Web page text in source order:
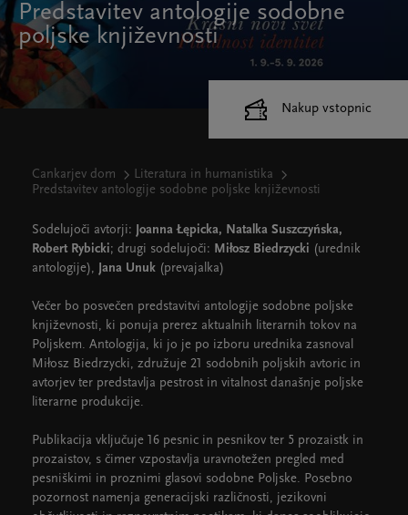
Predstavitev antologije sodobne
poljske književnosti
Cankarjev dom
Literatura in humanistika
Predstavitev antologije sodobne poljske književnosti
Sodelujoči avtorji: Joanna Łępicka, Natalka Suszczyńska,
Robert Rybicki; drugi sodelujoči: Miłosz Biedrzycki (urednik
antologije), Jana Unuk (prevajalka)
Večer bo posvečen predstavitvi antologije sodobne poljske
književnosti, ki ponuja prerez aktualnih literarnih tokov na
Poljskem. Antologija, ki jo je po izboru urednika zasnoval
Miłosz Biedrzycki, združuje 21 sodobnih poljskih avtoric in
avtorjev ter predstavlja pestrost in vitalnost današnje poljske
literarne produkcije.
Publikacija vključuje 16 pesnic in pesnikov ter 5 prozaistk in
prozaistov, s čimer vzpostavlja uravnotežen pregled med
pesniškimi in proznimi glasovi sodobne Poljske. Posebno
pozornost namenja generacijski različnosti, jezikovni
Nakup vstopnic